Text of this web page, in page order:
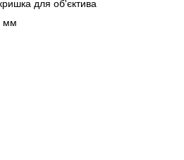
для об'єктива
мм